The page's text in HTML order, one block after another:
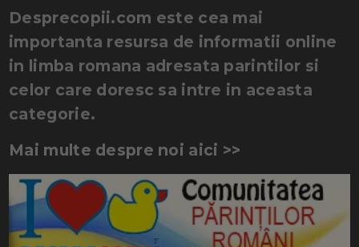
Desprecopii.com este cea mai
importanta resursa de informatii online
in limba romana adresata parintilor si
celor care doresc sa intre in aceasta
categorie.
Mai multe despre noi aici >>